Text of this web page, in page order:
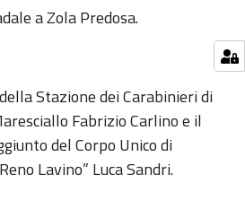
a Zola Predosa.
Stazione dei Carabinieri di
Fabrizio Carlino e il
del Corpo Unico di
Lavino” Luca Sandri.